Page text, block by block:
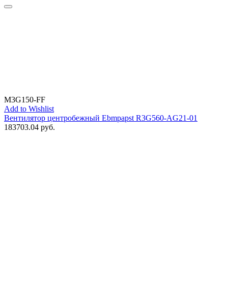
M3G150-FF
Add to Wishlist
Вентилятор центробежный Ebmpapst R3G560-AG21-01
183703.04 руб.